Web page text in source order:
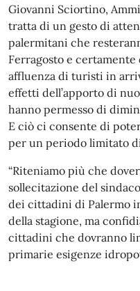
Giovanni Sciortino,
tratta di un gesto di
palermitani che
Ferragosto e
affluenza di turisti in
effetti dell’apporto di
hanno permesso di
E ciò ci consente di
per un periodo limitato
“Riteniamo più che
sollecitazione del
dei cittadini di Palermo
della stagione, ma
cittadini che dovranno
primarie esigenze